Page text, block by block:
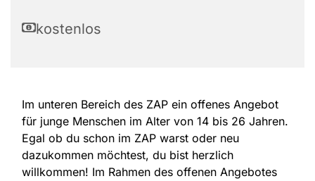
kostenlos
Im unteren Bereich des ZAP ein offenes Angebot
für junge Menschen im Alter von 14 bis 26 Jahren.
Egal ob du schon im ZAP warst oder neu
dazukommen möchtest, du bist herzlich
willkommen! Im Rahmen des offenen Angebotes